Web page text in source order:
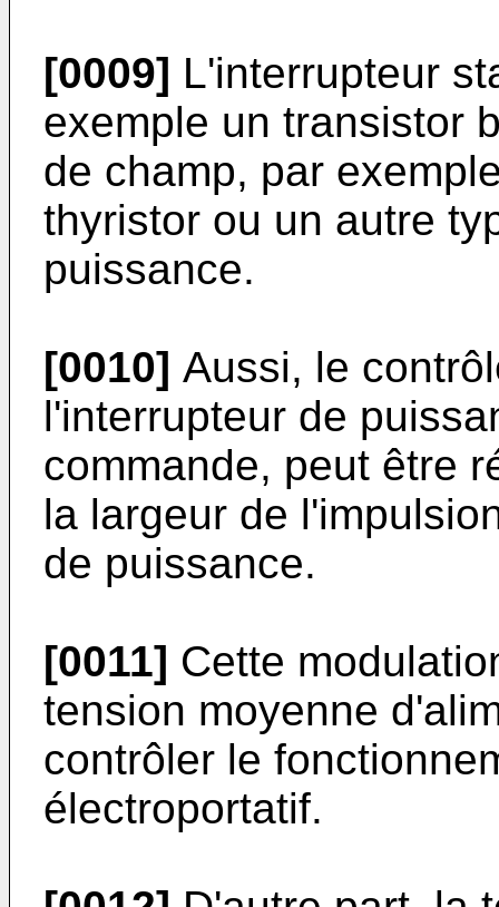
[0009] L'interrupteur
exemple un transistor
de champ, par
thyristor ou un autre
puissance.
[0010] Aussi, le
l'interrupteur de
commande, peut être
la largeur de
de puissance.
[0011] Cette
tension moyenne
contrôler le
électroportatif.